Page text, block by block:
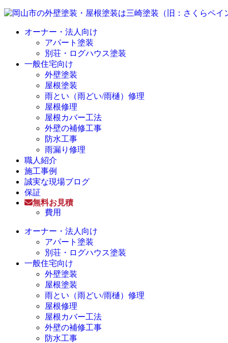
オーナー・法人向け
アパート塗装
別荘・ログハウス塗装
一般住宅向け
外壁塗装
屋根塗装
雨とい（雨どい/雨樋）修理
屋根修理
屋根カバー工法
外壁の補修工事
防水工事
雨漏り修理
職人紹介
施工事例
誠実な現場ブログ
保証
無料お見積
費用
オーナー・法人向け
アパート塗装
別荘・ログハウス塗装
一般住宅向け
外壁塗装
屋根塗装
雨とい（雨どい/雨樋）修理
屋根修理
屋根カバー工法
外壁の補修工事
防水工事